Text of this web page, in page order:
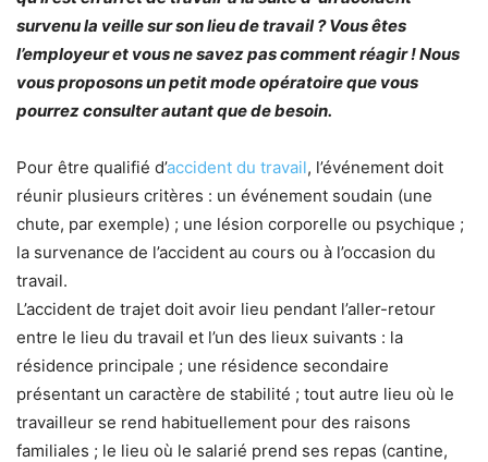
survenu la veille sur son lieu de travail ? Vous êtes
l’employeur et vous ne savez pas comment réagir ! Nous
vous proposons un petit mode opératoire que vous
pourrez consulter autant que de besoin.
Pour être qualifié d’accident du travail, l’événement doit
réunir plusieurs critères : un événement soudain (une
chute, par exemple) ; une lésion corporelle ou psychique ;
la survenance de l’accident au cours ou à l’occasion du
travail.
L’accident de trajet doit avoir lieu pendant l’aller-retour
entre le lieu du travail et l’un des lieux suivants : la
résidence principale ; une résidence secondaire
présentant un caractère de stabilité ; tout autre lieu où le
travailleur se rend habituellement pour des raisons
familiales ; le lieu où le salarié prend ses repas (cantine,